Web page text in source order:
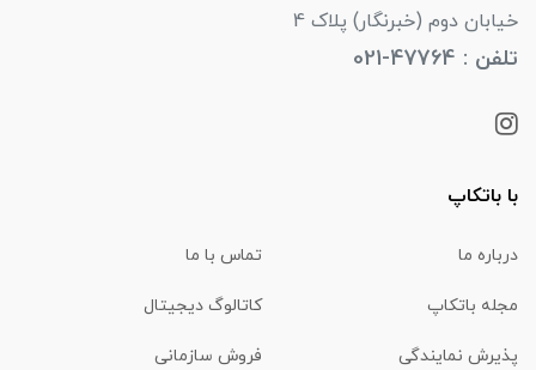
خیابان دوم (خبرنگار) پلاک 4
تلفن : 47764-021
با باتکاپ
درباره ما تماس با ما
مجله باتکاپ کاتالوگ دیجیتال
پذیرش نمایندگی فروش سازمانی